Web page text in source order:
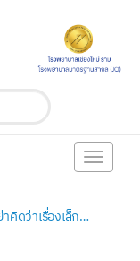
Toggle
คิดว่าเรื่องเล็ก…